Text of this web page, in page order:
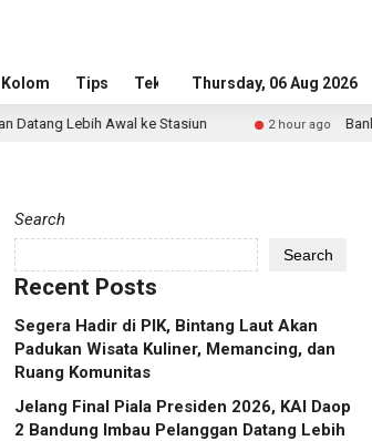
Kolom Tips Tekno Thursday, 06 Aug 2026
ke Stasiun 2 hour ago Bank Raya Dorong
Search
Search
Recent Posts
Segera Hadir di PIK, Bintang Laut Akan
Padukan Wisata Kuliner, Memancing, dan
Ruang Komunitas
Jelang Final Piala Presiden 2026, KAI Daop
2 Bandung Imbau Pelanggan Datang Lebih